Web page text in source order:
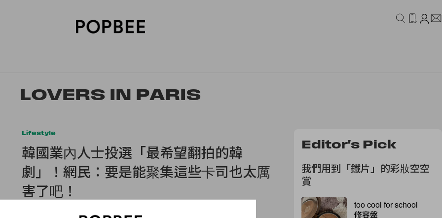
LOVERS IN PARIS
Lifestyle
韓國業內人士投選「最希望翻拍的韓
劇」！網民：要是能聚集這些卡司也太厲
害了吧！
Editor's Pick
我們用到「鐵片」的彩妝空空
賞
too cool for school
修容盤